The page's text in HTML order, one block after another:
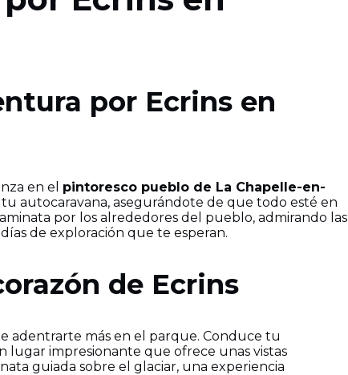
por Ecrins en
en el pintoresco pueblo de La Chapelle-en-
autocaravana, asegurándote de que todo esté en
por los alrededores del pueblo, admirando las
de exploración que te esperan.
de Ecrins
adentrarte más en el parque. Conduce tu
lugar impresionante que ofrece unas vistas
guiada sobre el glaciar, una experiencia